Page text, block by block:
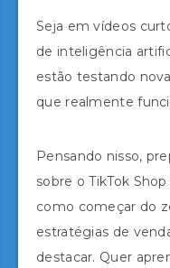
Seja em vídeos
de inteligência
estão testando
que realmente
Pensando nisso,
sobre o TikTok
como começar do
estratégias de
destacar. Quer